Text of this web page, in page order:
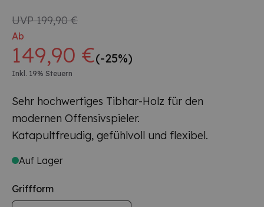
UVP199,90 €
Ab
149,90 €(-25%)
Inkl. 19% Steuern
Sehr hochwertiges Tibhar-Holz für den
modernen Offensivspieler.
Katapultfreudig, gefühlvoll und flexibel.
Auf Lager
Griffform